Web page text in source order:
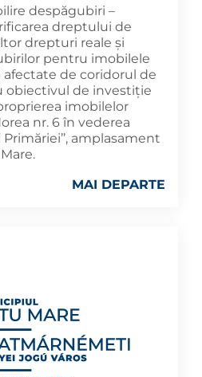
despăgubiri –
dreptului de
drepturi reale și
pentru imobilele
de coridorul de
obiectivul de investiție
imobilelor
nr. 6 în vederea
amplasament
MAI DEPARTE